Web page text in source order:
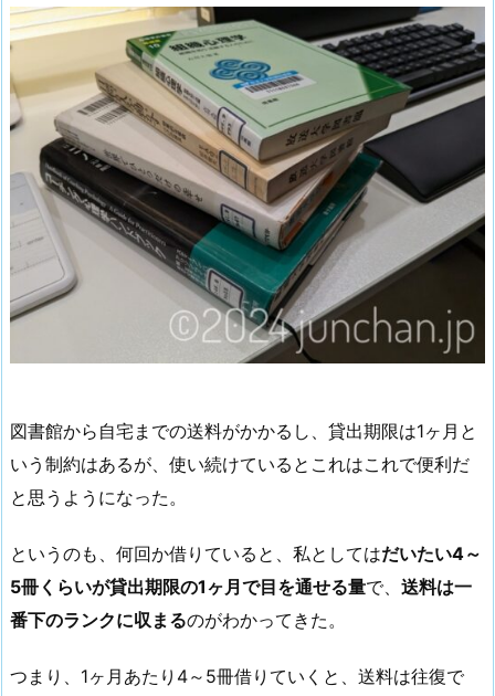
図書館から自宅までの送料がかかるし、貸出期限は1ヶ月と
いう制約はあるが、使い続けているとこれはこれで便利だ
と思うようになった。
というのも、何回か借りていると、私としてはだいたい4～
5冊くらいが貸出期限の1ヶ月で目を通せる量で、 送料は一
番下のランクに収まるのがわかってきた。
つまり、1ヶ月あたり4～5冊借りていくと、送料は往復で